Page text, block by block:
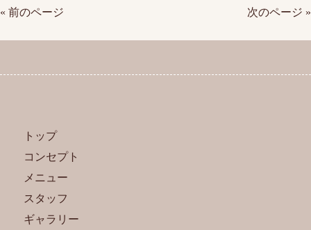
« 前のページ 次のページ »
トップ
コンセプト
メニュー
スタッフ
ギャラリー